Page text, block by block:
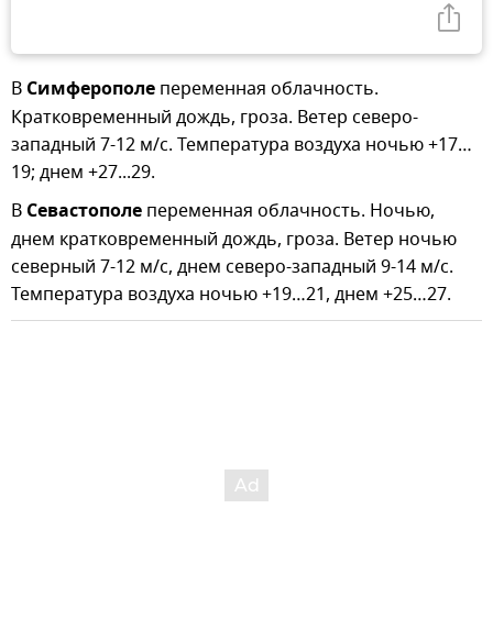
В Симферополе переменная облачность.
Кратковременный дождь, гроза. Ветер северо-
западный 7-12 м/с. Температура воздуха ночью +17…
19; днем +27...29.
В Севастополе переменная облачность. Ночью,
днем кратковременный дождь, гроза. Ветер ночью
северный 7-12 м/с, днем северо-западный 9-14 м/с.
Температура воздуха ночью +19…21, днем +25…27.